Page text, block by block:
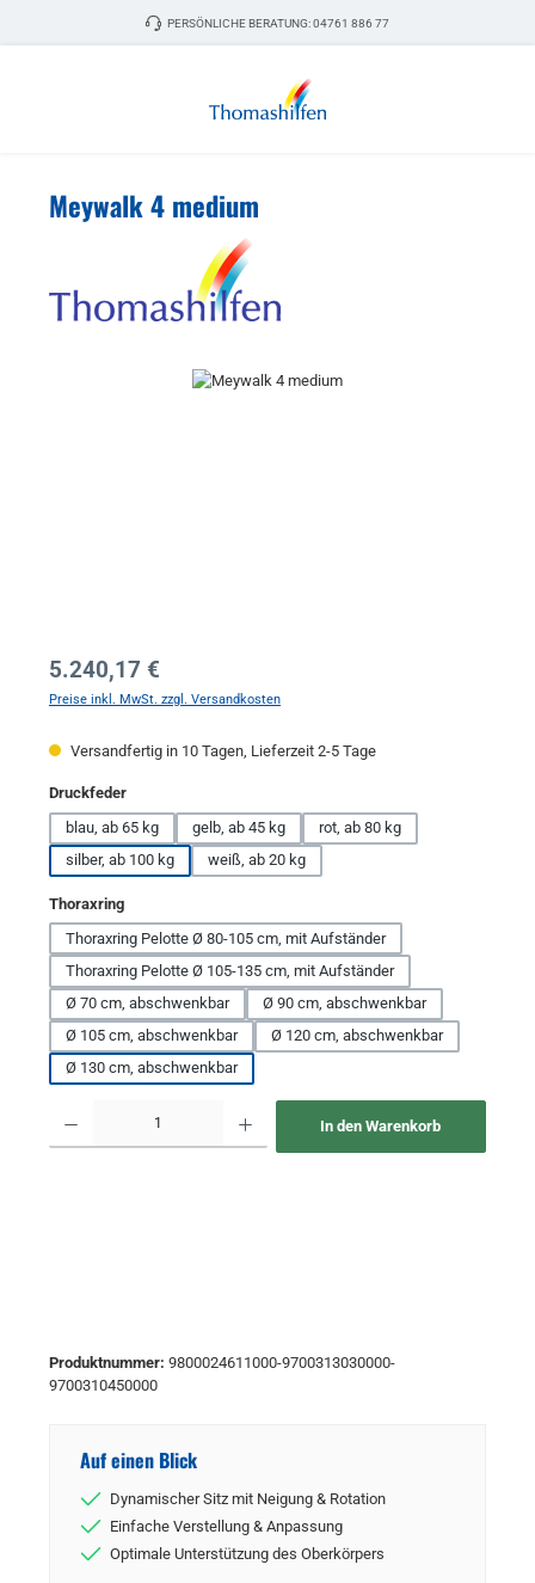
Zum Hauptinhalt springenPERSÖNLICHE BERATUNG:04761 886 77
Meywalk 4 medium
Bildergalerie überspringen
Regulärer Preis:
5.240,17 €
Preise inkl. MwSt. zzgl. Versandkosten
Versandfertig in 10 Tagen, Lieferzeit 2-5 Tage
Druckfederauswählen
blau, ab 65 kg
gelb, ab 45 kg
rot, ab 80 kg
silber, ab 100 kg
weiß, ab 20 kg
Thoraxringauswählen
Thoraxring Pelotte Ø 80-105 cm, mit Aufständer
Thoraxring Pelotte Ø 105-135 cm, mit Aufständer
Ø 70 cm, abschwenkbar
Ø 90 cm, abschwenkbar
Ø 105 cm, abschwenkbar
Ø 120 cm, abschwenkbar
Ø 130 cm, abschwenkbar
In den Warenkorb
Produktnummer: 9800024611000-9700313030000-
9700310450000
Auf einen Blick
Dynamischer Sitz mit Neigung & Rotation
Einfache Verstellung & Anpassung
Optimale Unterstützung des Oberkörpers